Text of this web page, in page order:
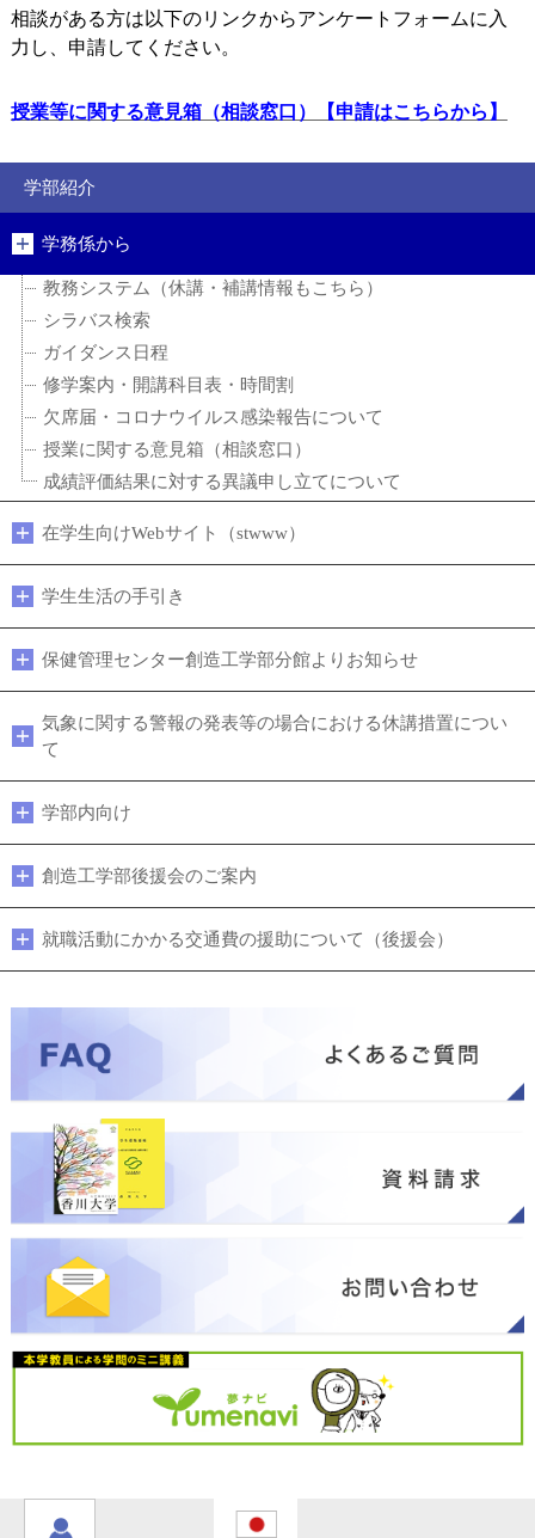
相談がある方は以下のリンクからアンケートフォームに入
力し、申請してください。
授業等に関する意見箱（相談窓口）【申請はこちらから】
学部紹介
学務係から
教務システム（休講・補講情報もこちら）
シラバス検索
ガイダンス日程
修学案内・開講科目表・時間割
欠席届・コロナウイルス感染報告について
授業に関する意見箱（相談窓口）
成績評価結果に対する異議申し立てについて
在学生向けWebサイト（stwww）
学生生活の手引き
保健管理センター創造工学部分館よりお知らせ
気象に関する警報の発表等の場合における休講措置につい
て
学部内向け
創造工学部後援会のご案内
就職活動にかかる交通費の援助について（後援会）